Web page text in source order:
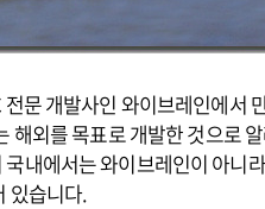
문 개발사인 와이브레인에서
해외를 목표로 개발한 것으로
내에서는 와이브레인이 아니
있습니다.